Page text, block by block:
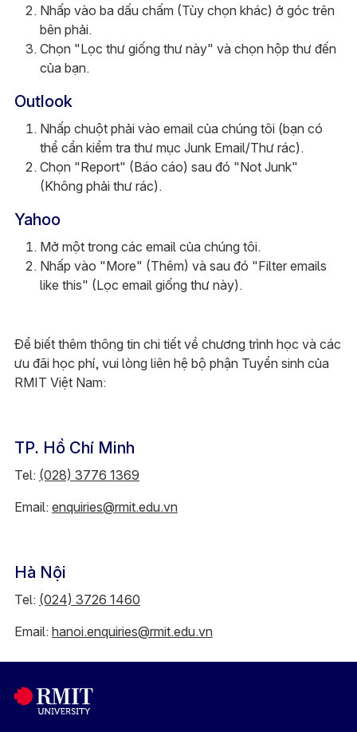
Nhấp vào ba dấu chấm (Tùy chọn khác) ở góc trên
bên phải.
Chọn "Lọc thư giống thư này" và chọn hộp thư đến
của bạn.
Outlook
Nhấp chuột phải vào email của chúng tôi (bạn có
thể cần kiểm tra thư mục Junk Email/Thư rác).
Chọn "Report" (Báo cáo) sau đó "Not Junk"
(Không phải thư rác).
Yahoo
Mở một trong các email của chúng tôi.
Nhấp vào "More" (Thêm) và sau đó "Filter emails
like this" (Lọc email giống thư này).
Để biết thêm thông tin chi tiết về chương trình học và các
ưu đãi học phí, vui lòng liên hệ bộ phận Tuyển sinh của
RMIT Việt Nam:
TP. Hồ Chí Minh
Tel: (028) 3776 1369
Email: enquiries@rmit.edu.vn
Hà Nội
Tel: (024) 3726 1460
Email: hanoi.enquiries@rmit.edu.vn